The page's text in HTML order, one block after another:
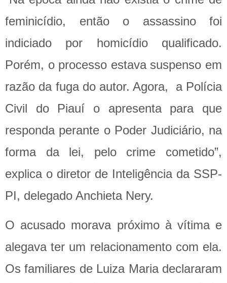
feminicídio, então o assassino foi
indiciado por homicídio qualificado.
Porém, o processo estava suspenso em
razão da fuga do autor. Agora, a Polícia
Civil do Piauí o apresenta para que
responda perante o Poder Judiciário, na
forma da lei, pelo crime cometido”,
explica o diretor de Inteligência da SSP-
PI, delegado Anchieta Nery.
O acusado morava próximo à vítima e
alegava ter um relacionamento com ela.
Os familiares de Luiza Maria declararam